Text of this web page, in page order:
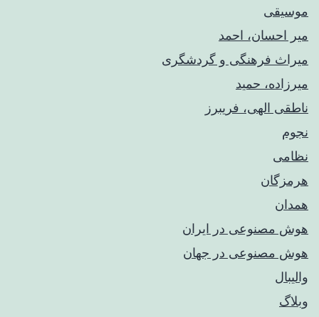
موسیقی
میر احسان، احمد
میراث فرهنگی و گردشگری
میرزاده، حمید
ناطقی الهی، فریبرز
نجوم
نظامی
هرمزگان
همدان
هوش مصنوعی در ایران
هوش مصنوعی در جهان
والیبال
وبلاگ